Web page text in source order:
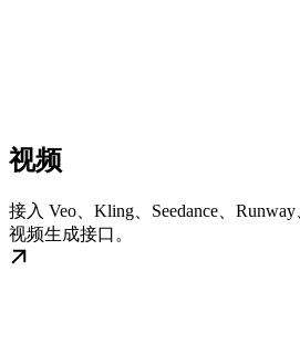
视频
接入 Veo、Kling、Seedance、
视频生成接口。